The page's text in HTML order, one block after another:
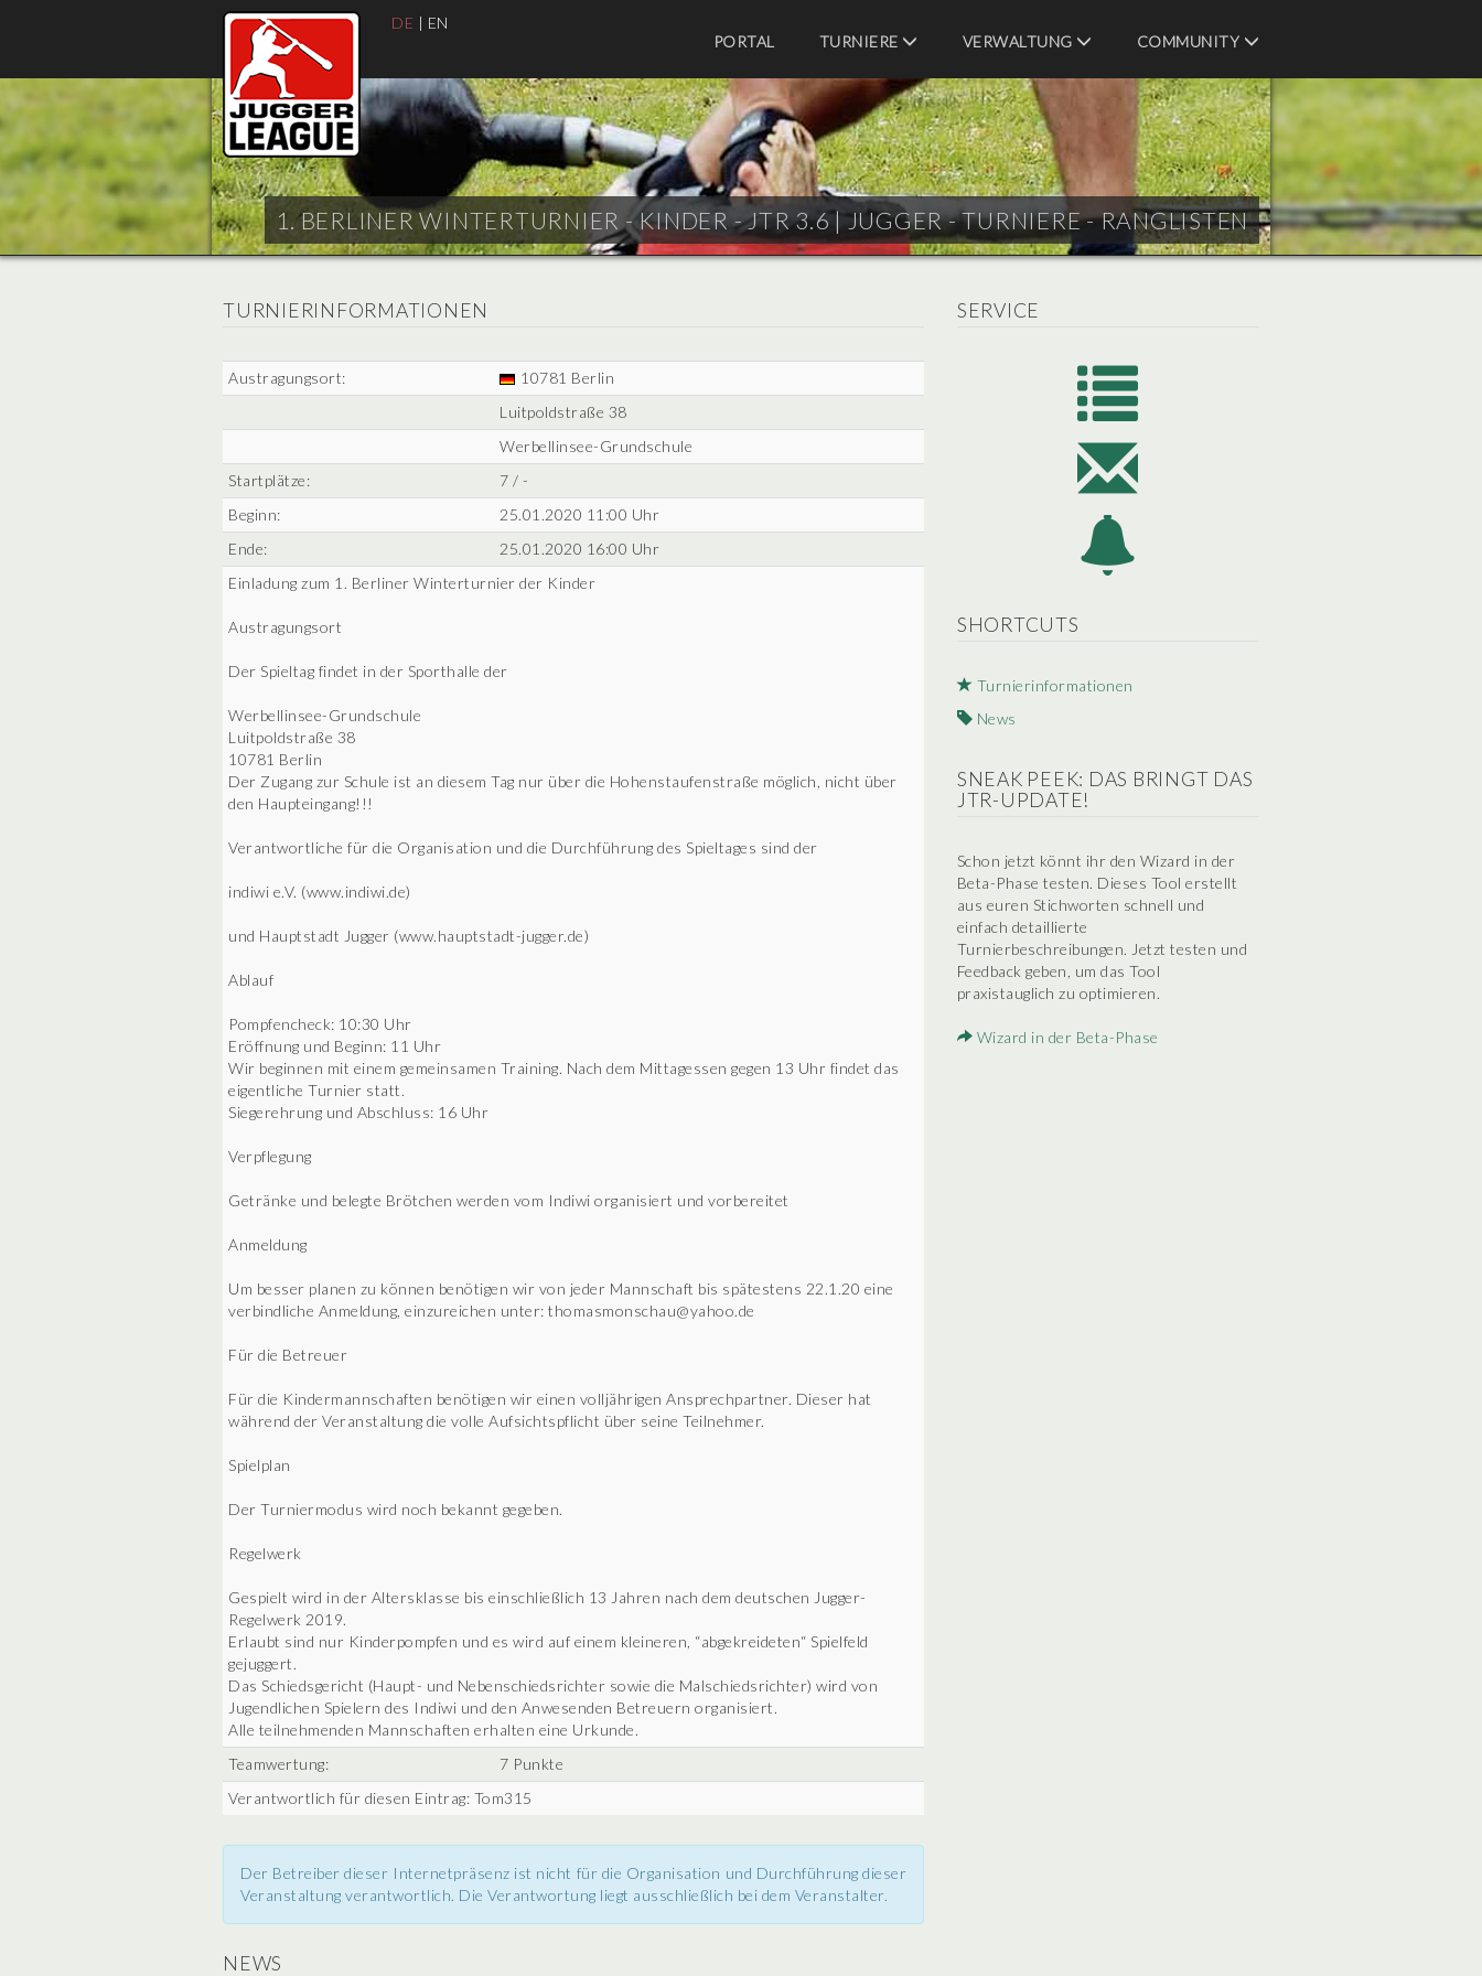
DE | EN
PORTAL
TURNIERE VERWALTUNG COMMUNITY
1. BERLINER WINTERTURNIER - KINDER - JTR 3.6 |JUGGER - TURNIERE - RANGLISTEN
SERVICE
SHORTCUTS
Turnierinformationen
News
SNEAK PEEK: DAS BRINGT DAS
JTR-UPDATE!
Schon jetzt könnt ihr den Wizard in der
Beta-Phase testen. Dieses Tool erstellt
aus euren Stichworten schnell und
einfach detaillierte
Turnierbeschreibungen. Jetzt testen und
Feedback geben, um das Tool
praxistauglich zu optimieren.
Wizard in der Beta-Phase
TURNIERINFORMATIONEN
Austragungsort:
10781 Berlin
Luitpoldstraße 38
Werbellinsee-Grundschule
Startplätze:
7 / -
Beginn:
25.01.2020 11:00 Uhr
Ende:
25.01.2020 16:00 Uhr
Einladung zum 1. Berliner Winterturnier der Kinder
Austragungsort
Der Spieltag findet in der Sporthalle der
Werbellinsee-Grundschule
Luitpoldstraße 38
10781 Berlin
Der Zugang zur Schule ist an diesem Tag nur über die Hohenstaufenstraße möglich, nicht über
den Haupteingang!!!
Verantwortliche für die Organisation und die Durchführung des Spieltages sind der
indiwi e.V. (www.indiwi.de)
und Hauptstadt Jugger (www.hauptstadt-jugger.de)
Ablauf
Pompfencheck: 10:30 Uhr
Eröffnung und Beginn: 11 Uhr
Wir beginnen mit einem gemeinsamen Training. Nach dem Mittagessen gegen 13 Uhr findet das
eigentliche Turnier statt.
Siegerehrung und Abschluss: 16 Uhr
Verpflegung
Getränke und belegte Brötchen werden vom Indiwi organisiert und vorbereitet
Anmeldung
Um besser planen zu können benötigen wir von jeder Mannschaft bis spätestens 22.1.20 eine
verbindliche Anmeldung, einzureichen unter: thomasmonschau@yahoo.de
Für die Betreuer
Für die Kindermannschaften benötigen wir einen volljährigen Ansprechpartner. Dieser hat
während der Veranstaltung die volle Aufsichtspflicht über seine Teilnehmer.
Spielplan
Der Turniermodus wird noch bekannt gegeben.
Regelwerk
Gespielt wird in der Altersklasse bis einschließlich 13 Jahren nach dem deutschen Jugger-
Regelwerk 2019.
Erlaubt sind nur Kinderpompfen und es wird auf einem kleineren, “abgekreideten“ Spielfeld
gejuggert.
Das Schiedsgericht (Haupt- und Nebenschiedsrichter sowie die Malschiedsrichter) wird von
Jugendlichen Spielern des Indiwi und den Anwesenden Betreuern organisiert.
Alle teilnehmenden Mannschaften erhalten eine Urkunde.
Teamwertung:
7 Punkte
Verantwortlich für diesen Eintrag: Tom315
Der Betreiber dieser Internetpräsenz ist nicht für die Organisation und Durchführung dieser
Veranstaltung verantwortlich. Die Verantwortung liegt ausschließlich bei dem Veranstalter.
NEWS